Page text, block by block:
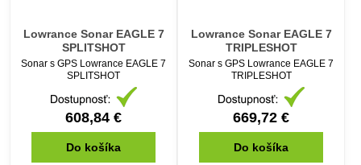
Lowrance Sonar EAGLE 7
SPLITSHOT
Sonar s GPS Lowrance EAGLE 7
SPLITSHOT
608,84 €
Do košíka
Lowrance Sonar EAGLE 7
TRIPLESHOT
Sonar s GPS Lowrance EAGLE 7
TRIPLESHOT
669,72 €
Do košíka